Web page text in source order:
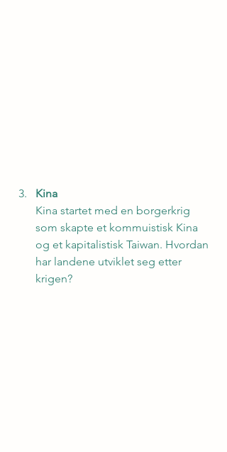
Kina
Kina startet med en borgerkrig
som skapte et kommuistisk Kina
og et kapitalistisk Taiwan. Hvordan
har landene utviklet seg etter
krigen?